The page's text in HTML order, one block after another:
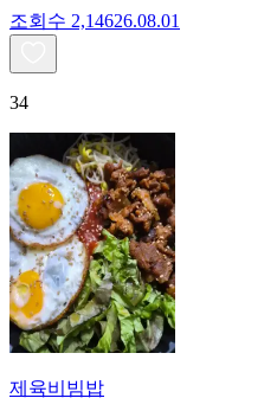
조회수 2,14626.08.01
34
제육비빔밥